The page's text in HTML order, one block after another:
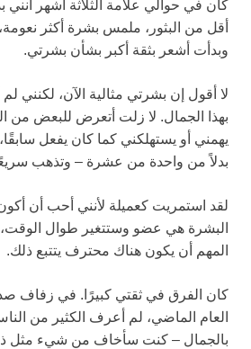
كان في حوالي علامة الثلاثة أشهر أنني
أقل من البثور، ملمس بشرة أكثر
وبدأت أشعر بثقة أكبر بشأن بشرتي.
لا أقول إن بشرتي مثالية الآن، لكنني لم
بهذا الجمال. لا زلت أتعرض للبعض من
يهمني أو يستهلكني كما كان يفعل
بدلاً من واحدة من عشرة – وتذهب
لقد استمريت كعميلة لأنني أحب أن
البشرة هي عضو وستتغير طوال
المهم أن يكون هناك محترف يتتبع ذلك.
كان الفرق في ثقتي كبيرًا. في زفاف
العام الماضي، لم أعرف الكثير من
بالجمال – كنت سأخاف من شيء مثل